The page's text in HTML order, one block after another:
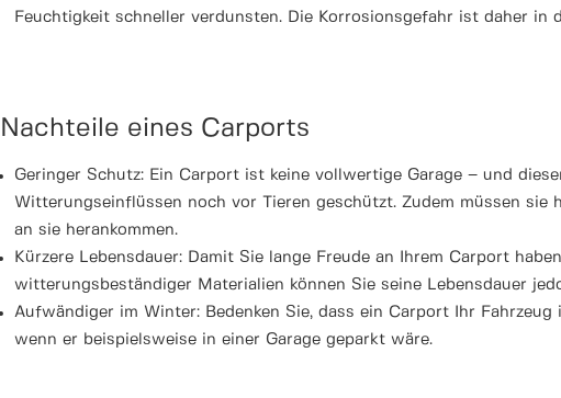
Feuchtigkeit schneller verdunsten. Die Korrosionsgefahr ist daher in
Nachteile eines Carports
Geringer Schutz: Ein Carport ist keine vollwertige Garage – und
Witterungseinflüssen noch vor Tieren geschützt. Zudem müssen
an sie herankommen.
Kürzere Lebensdauer: Damit Sie lange Freude an Ihrem Carport
witterungsbeständiger Materialien können Sie seine Lebensdauer
Aufwändiger im Winter: Bedenken Sie, dass ein Carport Ihr
wenn er beispielsweise in einer Garage geparkt wäre.